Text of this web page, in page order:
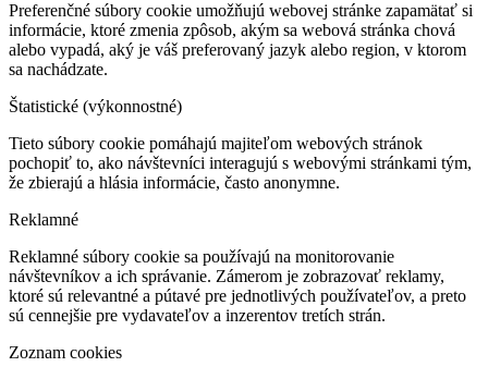
Preferenčné súbory cookie umožňujú webovej stránke zapamätať si
informácie, ktoré zmenia zpôsob, akým sa webová stránka chová
alebo vypadá, aký je váš preferovaný jazyk alebo region, v ktorom
sa nachádzate.
Štatistické (výkonnostné)
Tieto súbory cookie pomáhajú majiteľom webových stránok
pochopiť to, ako návštevníci interagujú s webovými stránkami tým,
že zbierajú a hlásia informácie, často anonymne.
Reklamné
Reklamné súbory cookie sa používajú na monitorovanie
návštevníkov a ich správanie. Zámerom je zobrazovať reklamy,
ktoré sú relevantné a pútavé pre jednotlivých používateľov, a preto
sú cennejšie pre vydavateľov a inzerentov tretích strán.
Zoznam cookies